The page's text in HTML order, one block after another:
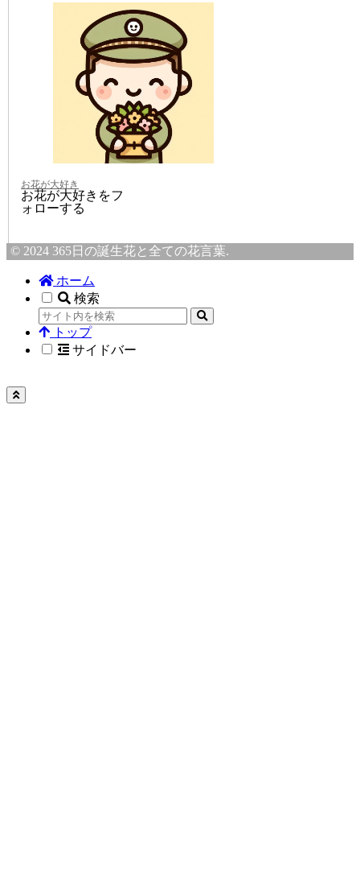
お花が大好き
お花が大好きをフ
ォローする
© 2024 365日の誕生花と全ての花言葉.
ホーム
検索
トップ
サイドバー